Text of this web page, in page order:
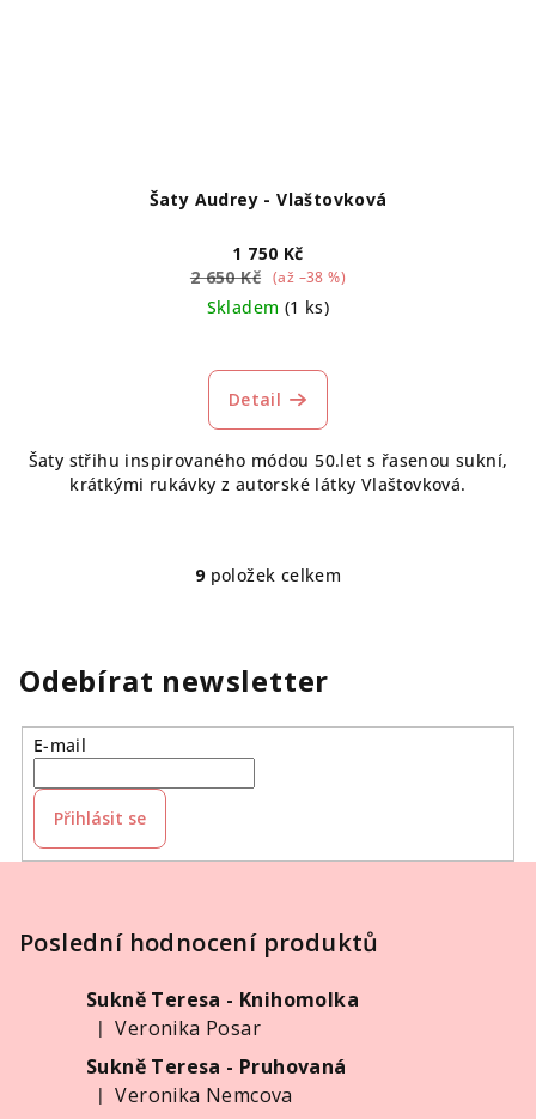
Šaty Audrey - Vlaštovková
1 750 Kč
2 650 Kč (až –38 %)
Skladem (1 ks)
Detail
Šaty střihu inspirovaného módou 50.let s řasenou sukní,
krátkými rukávky z autorské látky Vlaštovková.
O
á
d
a
v
v
p
s
u
9položek celkem
Odebírat newsletter
E-mail
Přihlásit se
Poslední hodnocení produktů
Sukně Teresa - Knihomolka
Hodnocení produktu je 5 z 5 hvězdiček.
|
Veronika Posar
Sukně Teresa - Pruhovaná
Hodnocení produktu je 5 z 5 hvězdiček.
|
Veronika Nemcova